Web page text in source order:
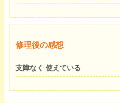
修理後の感想
支障なく 使えている